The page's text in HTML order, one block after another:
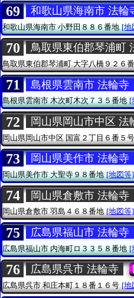
69 和歌山県海南市 法輪
和歌山県海南市小野田８８６番地 [地
70 鳥取県東伯郡琴浦町
鳥取県東伯郡琴浦町 大字八橋９２６
71 島根県雲南市 法輪寺
島根県雲南市木次町木次７３５番地 [
72 岡山県岡山市中区 法
岡山県岡山市中区 国富２丁目６番５号
73 岡山県美作市 法輪寺
岡山県美作市大聖寺９８番地 [地図等]
74 岡山県倉敷市 法輪寺
岡山県倉敷市羽島４６８番地 [地図等]
75 広島県福山市 法輪寺
広島県福山市内海町ロ３３５８番地 [
76 広島県呉市 法輪寺
広島県呉市 和庄本町１８番１６号 [地